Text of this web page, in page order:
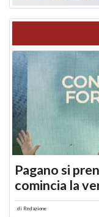
Pagano si
comincia la
di Redazione